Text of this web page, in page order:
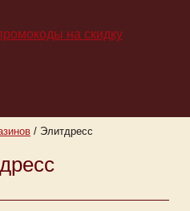
/ Элитдресс